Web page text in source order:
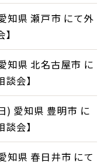
知県 瀬戸市 にて外
知県 北名古屋市 に
会】
) 愛知県 豊明市 に
会】
知県 春日井市 にて